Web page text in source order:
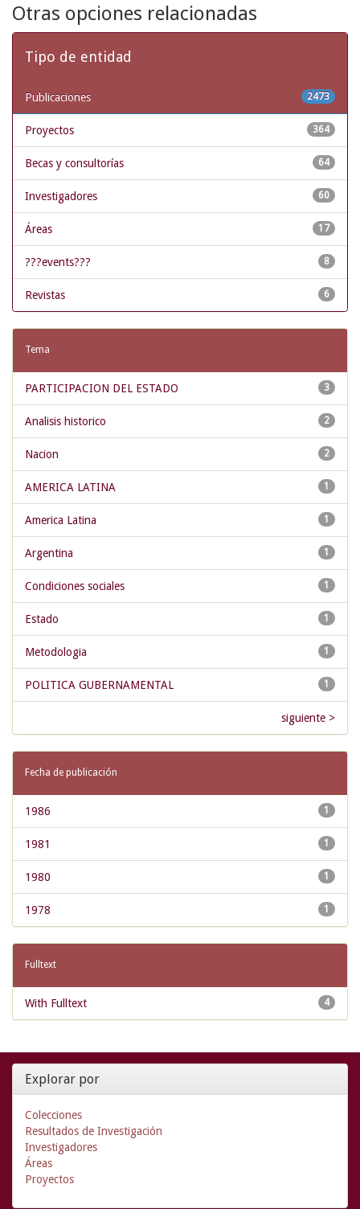
Otras opciones relacionadas
Tipo de entidad
2473
Publicaciones
364
Proyectos
64
Becas y consultorías
60
Investigadores
17
Áreas
8
???events???
6
Revistas
Tema
3
PARTICIPACION DEL ESTADO
2
Analisis historico
2
Nacion
1
AMERICA LATINA
1
America Latina
1
Argentina
1
Condiciones sociales
1
Estado
1
Metodologia
1
POLITICA GUBERNAMENTAL
siguiente >
Fecha de publicación
1
1986
1
1981
1
1980
1
1978
Fulltext
4
With Fulltext
Explorar por
Colecciones
Resultados de Investigación
Investigadores
Áreas
Proyectos